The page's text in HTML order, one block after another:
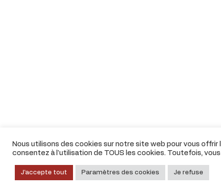
Nous utilisons des cookies sur notre site web pour vous
consentez à l'utilisation de TOUS les cookies. Toutefois,
J'accepte tout Paramètres des cookies Je refuse